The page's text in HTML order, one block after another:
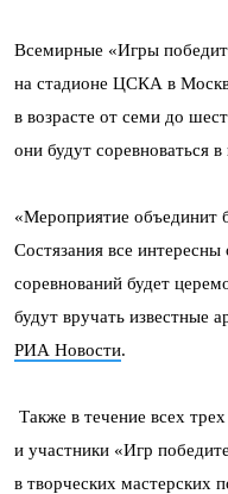
Всемирные «Игры
на стадионе ЦСКА в
в возрасте от семи до
они будут соревноваться
«Мероприятие объединит
Состязания все
соревнований будет
будут вручать известные
РИА Новости.
Также в течение всех
и участники «Игр
в творческих мастерских